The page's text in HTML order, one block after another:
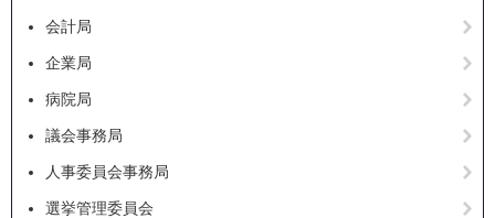
会計局
企業局
病院局
議会事務局
人事委員会事務局
選挙管理委員会